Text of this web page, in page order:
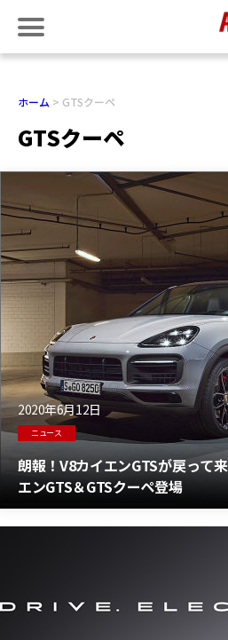
ホーム GTSクーペ
GTSクーペ
2020年6月12日
ニュース
朗報！V8カイエンGTSが戻って
エンGTS＆GTSクーペ登場